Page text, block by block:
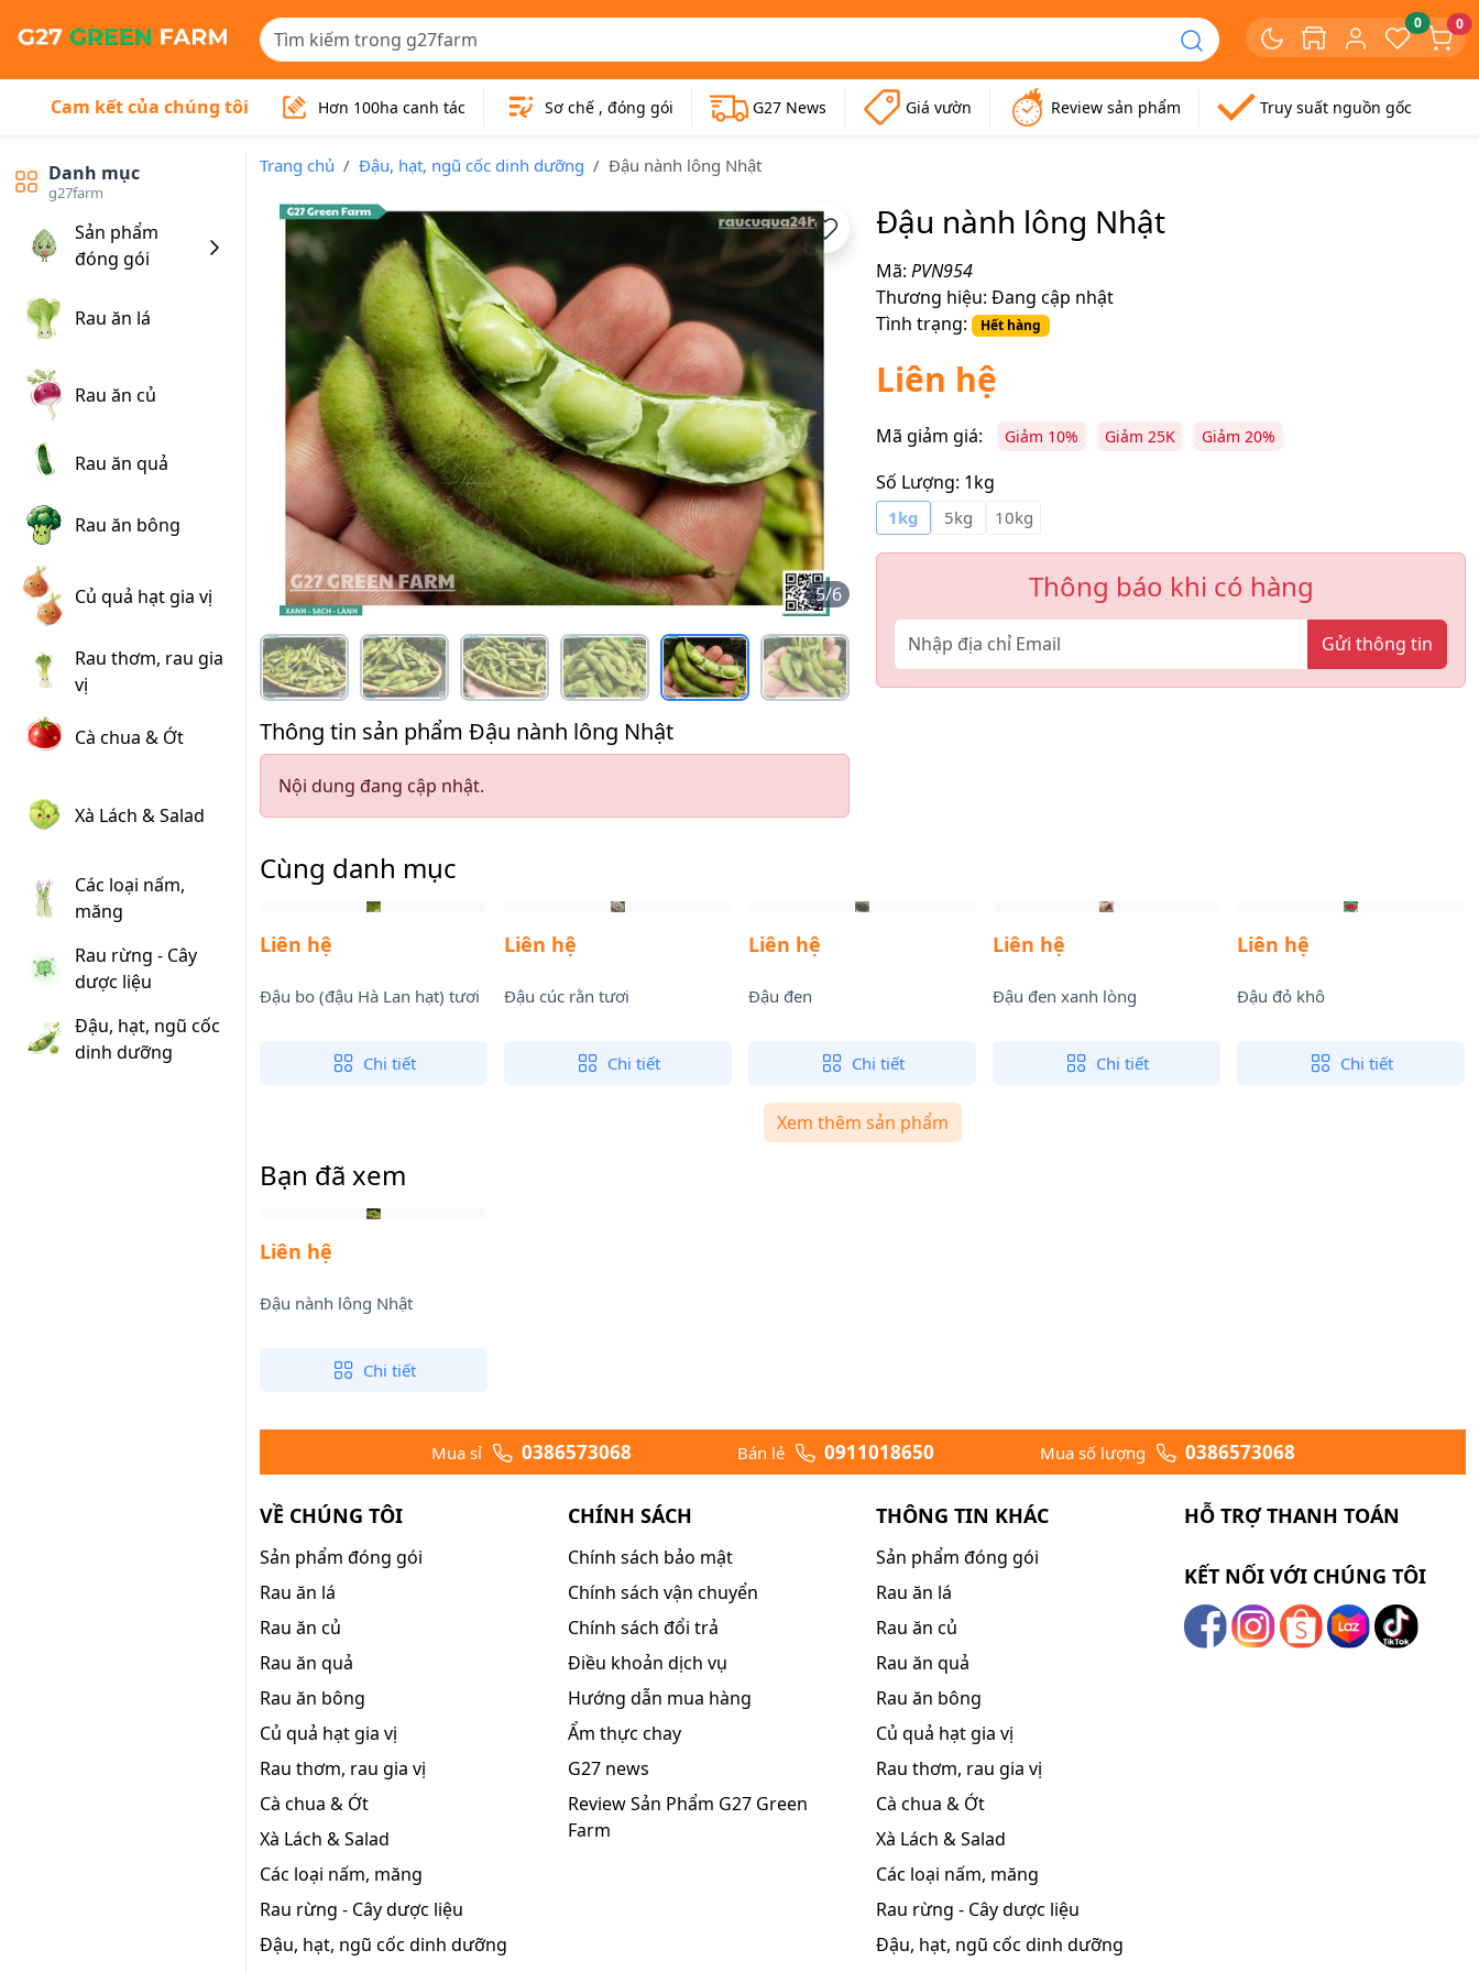
0 0
Cam kết của chúng tôi Hơn 100ha canh tác Sơ chế , đóng gói G27 News Giá vườn Review sản phẩm Truy suất nguồn gốc
Danh mục
g27farm
Sản phẩm
đóng gói
Rau ăn lá
Rau ăn củ
Rau ăn quả
Rau ăn bông
Củ quả hạt gia vị
Rau thơm, rau gia
vị
Cà chua & Ớt
Xà Lách & Salad
Các loại nấm,
măng
Rau rừng - Cây
dược liệu
Đậu, hạt, ngũ cốc
dinh dưỡng
Trang chủ Đậu, hạt, ngũ cốc dinh dưỡng Đậu nành lông Nhật
5/6
Đậu nành lông Nhật
Mã: PVN954
Thương hiệu: Đang cập nhật
Tình trạng:
Hết hàng
Liên hệ
Mã giảm giá: Giảm 10% Giảm 25K Giảm 20%
Số Lượng: 1kg
1kg 5kg 10kg
Thông báo khi có hàng
Gửi thông tin
Thông tin sản phẩm Đậu nành lông Nhật
Nội dung đang cập nhật.
Cùng danh mục
Liên hệ
Đậu bo (đậu Hà Lan hạt) tươi
Chi tiết
Liên hệ
Đậu cúc rằn tươi
Chi tiết
Liên hệ
Đậu đen
Chi tiết
Liên hệ
Đậu đen xanh lòng
Chi tiết
Liên hệ
Đậu đỏ khô
Chi tiết
Xem thêm sản phẩm
Bạn đã xem
Liên hệ
Đậu nành lông Nhật
Chi tiết
Mua sỉ 0386573068 Bán lẻ 0911018650 Mua số lượng 0386573068
VỀ CHÚNG TÔI
Sản phẩm đóng gói
Rau ăn lá
Rau ăn củ
Rau ăn quả
Rau ăn bông
Củ quả hạt gia vị
Rau thơm, rau gia vị
Cà chua & Ớt
Xà Lách & Salad
Các loại nấm, măng
Rau rừng - Cây dược liệu
Đậu, hạt, ngũ cốc dinh dưỡng
CHÍNH SÁCH
Chính sách bảo mật
Chính sách vận chuyển
Chính sách đổi trả
Điều khoản dịch vụ
Hướng dẫn mua hàng
Ẩm thực chay
G27 news
Review Sản Phẩm G27 Green
Farm
THÔNG TIN KHÁC
Sản phẩm đóng gói
Rau ăn lá
Rau ăn củ
Rau ăn quả
Rau ăn bông
Củ quả hạt gia vị
Rau thơm, rau gia vị
Cà chua & Ớt
Xà Lách & Salad
Các loại nấm, măng
Rau rừng - Cây dược liệu
Đậu, hạt, ngũ cốc dinh dưỡng
HỖ TRỢ THANH TOÁN
KẾT NỐI VỚI CHÚNG TÔI